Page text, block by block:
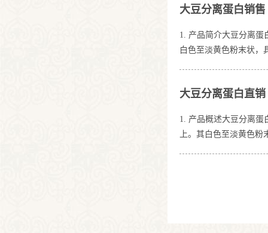
备方法化学合成山梨酸
大豆分离蛋白销售
1. 产品简介大豆分离蛋
白色至淡黄色粉末状，
蛋白质含量高，满足高
大豆分离蛋白直销
1. 产品概述大豆分离蛋
上。其白色至淡黄色